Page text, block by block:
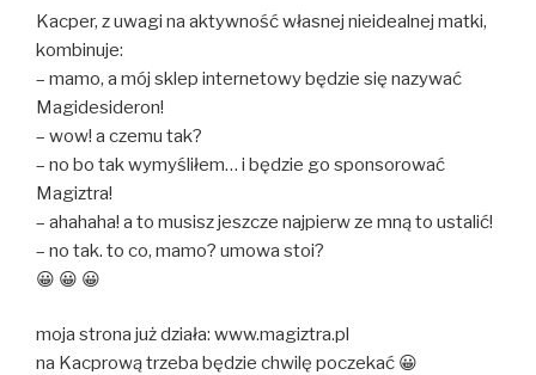
Kacper, z uwagi na aktywność własnej nieidealnej matki,
kombinuje:
– mamo, a mój sklep internetowy będzie się nazywać
Magidesideron!
– wow! a czemu tak?
– no bo tak wymyśliłem… i będzie go sponsorować
Magiztra!
– ahahaha! a to musisz jeszcze najpierw ze mną to ustalić!
– no tak. to co, mamo? umowa stoi?
😀 😀 😀
moja strona już działa: www.magiztra.pl
na Kacprową trzeba będzie chwilę poczekać 😀